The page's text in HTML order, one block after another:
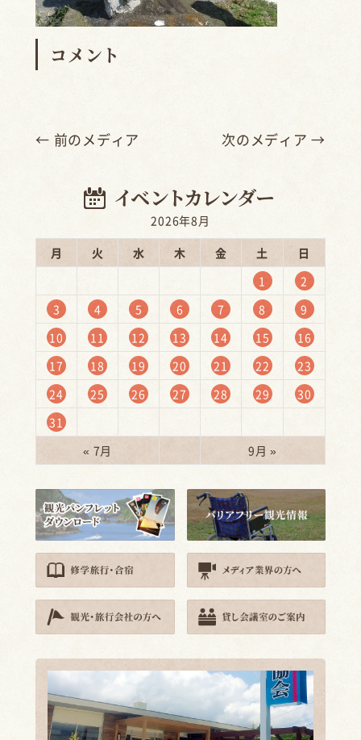
コメント
← 前のメディア 次のメディア →
2026年8月
月
火 水 木 金 土
日
1
2
3
4 5 6 7 8
9
10
11 12 13 14 15
16
17
18 19 20 21 22
23
24
25 26 27 28 29
30
31
« 7月
9月 »